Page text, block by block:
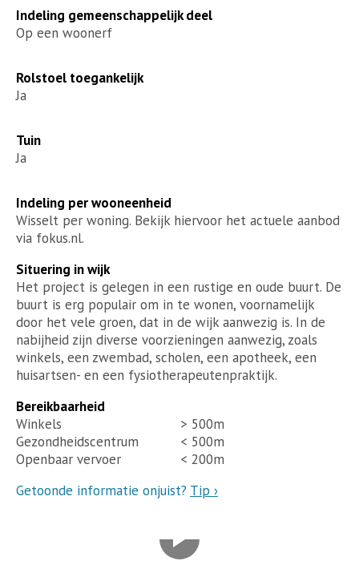
Indeling gemeenschappelijk deel
Op een woonerf
Rolstoel toegankelijk
Ja
Tuin
Ja
Indeling per wooneenheid
Wisselt per woning. Bekijk hiervoor het actuele aanbod
via fokus.nl.
Situering in wijk
Het project is gelegen in een rustige en oude buurt. De
buurt is erg populair om in te wonen, voornamelijk
door het vele groen, dat in de wijk aanwezig is. In de
nabijheid zijn diverse voorzieningen aanwezig, zoals
winkels, een zwembad, scholen, een apotheek, een
huisartsen- en een fysiotherapeutenpraktijk.
Bereikbaarheid
Winkels
> 500m
Gezondheidscentrum
< 500m
Openbaar vervoer
< 200m
Getoonde informatie onjuist? Tip ›